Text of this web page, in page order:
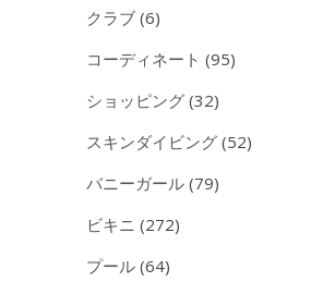
クラブ (6)
コーディネート (95)
ショッピング (32)
スキンダイビング (52)
バニーガール (79)
ビキニ (272)
プール (64)